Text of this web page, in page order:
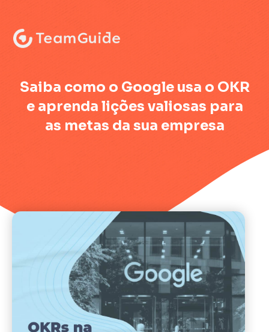
Saiba como o Google usa o OKR
e aprenda lições valiosas para
as metas da sua empresa